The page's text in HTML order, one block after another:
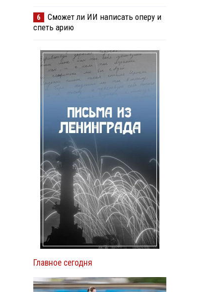
6
Сможет ли ИИ написать оперу и
спеть арию
Главное сегодня